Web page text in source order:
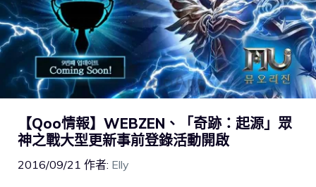
【Qoo情報】WEBZEN、「奇跡：起源」眾
神之戰大型更新事前登錄活動開啟
2016/09/21 作者: Elly